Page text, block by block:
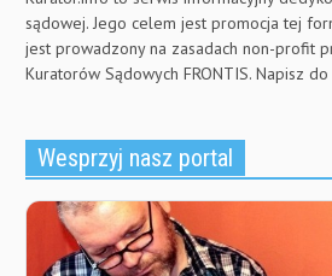
sądowej. Jego celem jest promocja tej
jest prowadzony na zasadach non-profit
Kuratorów Sądowych FRONTIS. Napisz do
Wesprzyj nasz portal